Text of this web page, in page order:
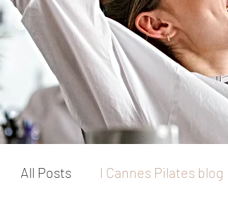
All Posts I Cannes Pilates blog